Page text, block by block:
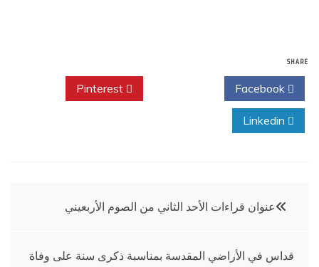
SHARE
Facebook
Pinterest
Linkedin
تصفّح
المقالات
عنوان قراءات الأحد الثاني من الصوم الأربعيني
قداس في الأراضي المقدسة بمناسبة ذكرى سنة على وفاة